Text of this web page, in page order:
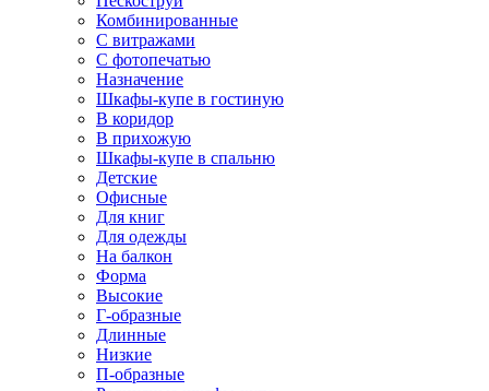
Комбинированные
С витражами
С фотопечатью
Назначение
Шкафы-купе в гостиную
В коридор
В прихожую
Шкафы-купе в спальню
Детские
Офисные
Для книг
Для одежды
На балкон
Форма
Высокие
Г-образные
Длинные
Низкие
П-образные